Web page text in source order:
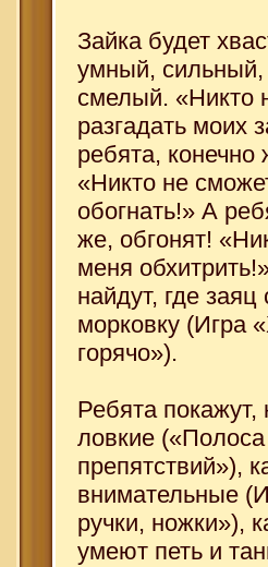
Зайка будет
умный, сильный,
смелый. «Никто
разгадать моих
ребята, конечно
«Никто не
обогнать!» А
же, обгонят!
меня
найдут, где заяц
морковку (Игра
горячо»).
Ребята покажут,
ловкие («Полоса
препятствий»),
внимательные
ручки, ножки»),
умеют петь и